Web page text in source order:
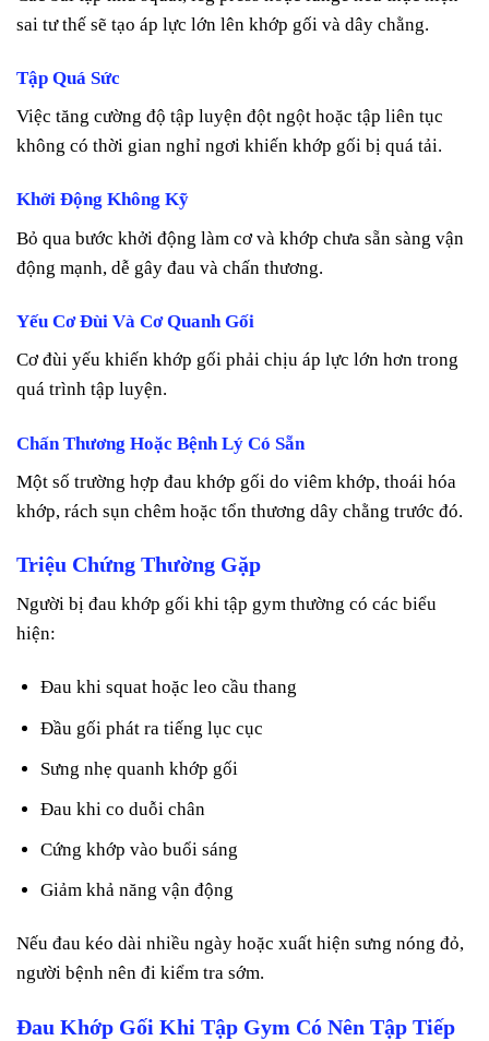
sai tư thế sẽ tạo áp lực lớn lên khớp gối và dây chằng.
Tập Quá Sức
Việc tăng cường độ tập luyện đột ngột hoặc tập liên tục
không có thời gian nghỉ ngơi khiến khớp gối bị quá tải.
Khởi Động Không Kỹ
Bỏ qua bước khởi động làm cơ và khớp chưa sẵn sàng vận
động mạnh, dễ gây đau và chấn thương.
Yếu Cơ Đùi Và Cơ Quanh Gối
Cơ đùi yếu khiến khớp gối phải chịu áp lực lớn hơn trong
quá trình tập luyện.
Chấn Thương Hoặc Bệnh Lý Có Sẵn
Một số trường hợp đau khớp gối do viêm khớp, thoái hóa
khớp, rách sụn chêm hoặc tổn thương dây chằng trước đó.
Triệu Chứng Thường Gặp
Người bị đau khớp gối khi tập gym thường có các biểu
hiện:
Đau khi squat hoặc leo cầu thang
Đầu gối phát ra tiếng lục cục
Sưng nhẹ quanh khớp gối
Đau khi co duỗi chân
Cứng khớp vào buổi sáng
Giảm khả năng vận động
Nếu đau kéo dài nhiều ngày hoặc xuất hiện sưng nóng đỏ,
người bệnh nên đi kiểm tra sớm.
Đau Khớp Gối Khi Tập Gym Có Nên Tập Tiếp